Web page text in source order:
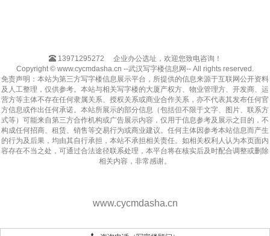
13971295272
企业办公选址，欢迎您致电咨询！
Copyright © www.cycmdasha.cn --武汉写字楼信息网-- All rights reserved.
免责声明：本站为第三方写字楼信息展示平台，所提供的信息来源于互联网公开资料
及人工整理，仅供参考。本站与相关写字楼的大厦产权方、物业管理方、开发商、运
营方等主体不存在任何隶属关系、授权关系或商业合作关系，亦不代表其发布任何官
方信息或作出任何承诺。本站所展示的部分信息（包括但不限于文字、图片、联系方
式等）可能来自第三方合作机构或广告展示内容，仅用于信息参考及展示之目的，不
构成任何招商、租赁、销售等交易行为或商业建议。任何主体因参考本站信息而产生
的行为及后果，均由其自行承担，本站不承担相关责任。如相关权利人认为本页面内
容存在不当之处，可通过合法途径联系处理，本平台将在核实后及时配合调整或删除
相关内容，非常感谢。
www.cycmdasha.cn